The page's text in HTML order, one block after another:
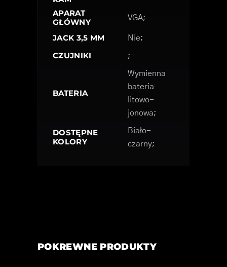
APARAT
GŁÓWNY
VGA;
JACK 3,5 MM Nie;
CZUJNIKI ;
BATERIA
Wymienna
bateria
litowo-
jonowa;
DOSTĘPNE
KOLORY
Biało-
czarny;
POKREWNE PRODUKTY